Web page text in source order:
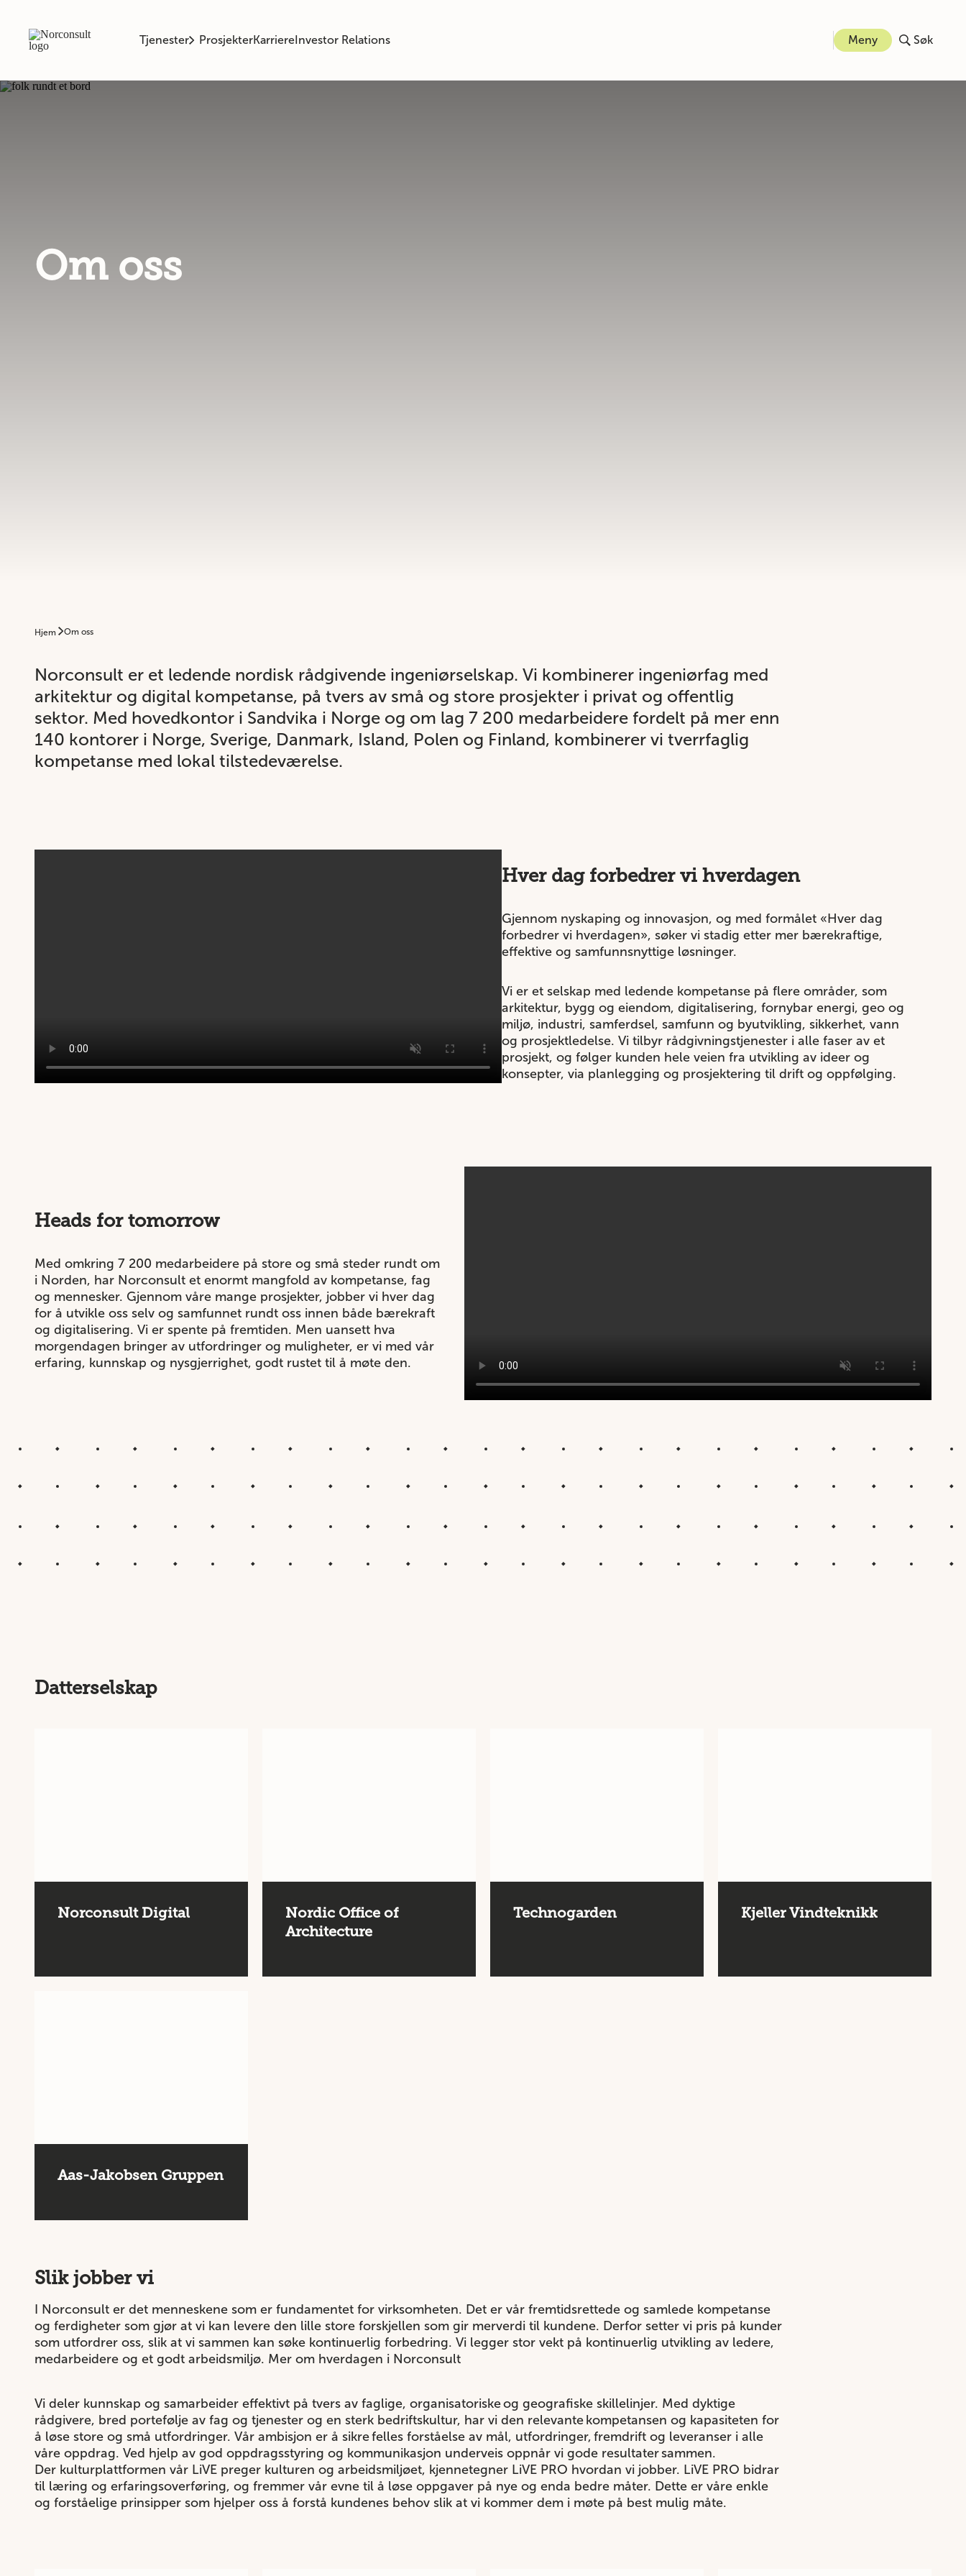
Tjenester ProsjekterKarriereInvestor Relations Meny Søk
Om oss
Hjem Om oss
Norconsult er et ledende nordisk rådgivende ingeniørselskap. Vi kombinerer ingeniørfag med
arkitektur og digital kompetanse, på tvers av små og store prosjekter i privat og offentlig
sektor. Med hovedkontor i Sandvika i Norge og om lag 7 200 medarbeidere fordelt på mer enn
140 kontorer i Norge, Sverige, Danmark, Island, Polen og Finland, kombinerer vi tverrfaglig
kompetanse med lokal tilstedeværelse.
Hver dag forbedrer vi hverdagen
Gjennom nyskaping og innovasjon, og med formålet «Hver dag
forbedrer vi hverdagen», søker vi stadig etter mer bærekraftige,
effektive og samfunnsnyttige løsninger.
Vi er et selskap med ledende kompetanse på flere områder, som
arkitektur, bygg og eiendom, digitalisering, fornybar energi, geo og
miljø, industri, samferdsel, samfunn og byutvikling, sikkerhet, vann
og prosjektledelse. Vi tilbyr rådgivningstjenester i alle faser av et
prosjekt, og følger kunden hele veien fra utvikling av ideer og
konsepter, via planlegging og prosjektering til drift og oppfølging.
Heads for tomorrow
Med omkring 7 200 medarbeidere på store og små steder rundt om
i Norden, har Norconsult et enormt mangfold av kompetanse, fag
og mennesker. Gjennom våre mange prosjekter, jobber vi hver dag
for å utvikle oss selv og samfunnet rundt oss innen både bærekraft
og digitalisering. Vi er spente på fremtiden. Men uansett hva
morgendagen bringer av utfordringer og muligheter, er vi med vår
erfaring, kunnskap og nysgjerrighet, godt rustet til å møte den.
Datterselskap
Norconsult Digital
Nordic Office of
Architecture
Technogarden Kjeller Vindteknikk
Aas-Jakobsen Gruppen
Slik jobber vi
I Norconsult er det menneskene som er fundamentet for virksomheten. Det er vår fremtidsrettede og samlede kompetanse
og ferdigheter som gjør at vi kan levere den lille store forskjellen som gir merverdi til kundene. Derfor setter vi pris på kunder
som utfordrer oss, slik at vi sammen kan søke kontinuerlig forbedring. Vi legger stor vekt på kontinuerlig utvikling av ledere,
medarbeidere og et godt arbeidsmiljø. Mer om hverdagen i Norconsult
Vi deler kunnskap og samarbeider effektivt på tvers av faglige, organisatoriske og geografiske skillelinjer. Med dyktige
rådgivere, bred portefølje av fag og tjenester og en sterk bedriftskultur, har vi den relevante kompetansen og kapasiteten for
å løse store og små utfordringer. Vår ambisjon er å sikre felles forståelse av mål, utfordringer, fremdrift og leveranser i alle
våre oppdrag. Ved hjelp av god oppdragsstyring og kommunikasjon underveis oppnår vi gode resultater sammen.
Der kulturplattformen vår LiVE preger kulturen og arbeidsmiljøet, kjennetegner LiVE PRO hvordan vi jobber. LiVE PRO bidrar
til læring og erfaringsoverføring, og fremmer vår evne til å løse oppgaver på nye og enda bedre måter. Dette er våre enkle
og forståelige prinsipper som hjelper oss å forstå kundenes behov slik at vi kommer dem i møte på best mulig måte.